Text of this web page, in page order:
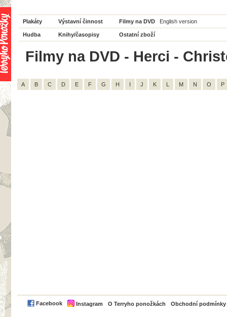
Plakáty Výstavní činnost Filmy na DVD English version
Hudba Knihy/časopisy Ostatní zboží
Filmy na DVD - Herci -
A B C D E F G H I J K L M N O P
Facebook Instagram O Terryho ponožkách Obchodní podmínky
PayPal